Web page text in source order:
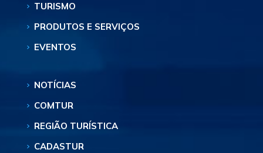
TURISMO
PRODUTOS E SERVIÇOS
EVENTOS
NOTÍCIAS
COMTUR
REGIÃO TURÍSTICA
CADASTUR